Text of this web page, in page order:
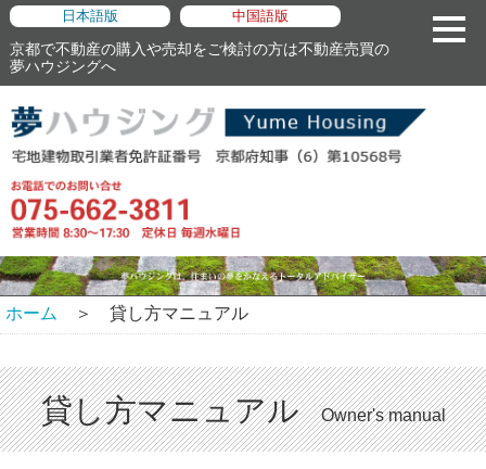
日本語版 中国語版
京都で不動産の購入や売却をご検討の方は不動産売買の
夢ハウジングへ
ホーム ＞ 貸し方マニュアル
貸し方マニュアル Owner's manual